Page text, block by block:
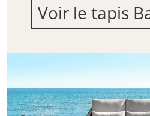
Voir le tapis